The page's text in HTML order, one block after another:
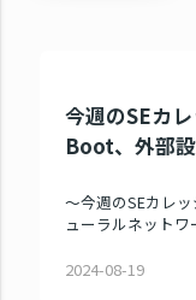
今週のSEカ
Boot、外部
～今週のSEカレ
ューラルネットワ
2024-08-19